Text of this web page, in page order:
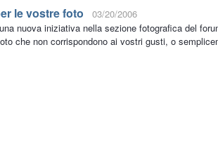
le vostre foto
03/20/2006
nuova iniziativa nella sezione fotografica del
che non corrispondono ai vostri gusti, o